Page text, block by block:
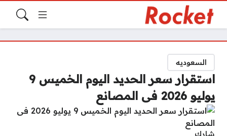
السعوديه
استقرار سعر الحديد اليوم الخميس 9
يوليو 2026 فى المصانع
شارك